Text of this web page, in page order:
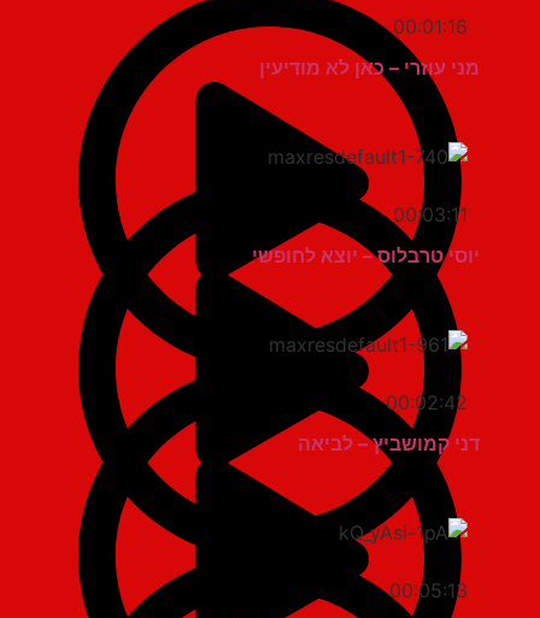
00:01:16
מני עוזרי – כאן לא מודיעין
00:03:11
יוסי טרבלוס – יוצא לחופשי
00:02:42
דני קמושביץ – לביאה
00:05:13